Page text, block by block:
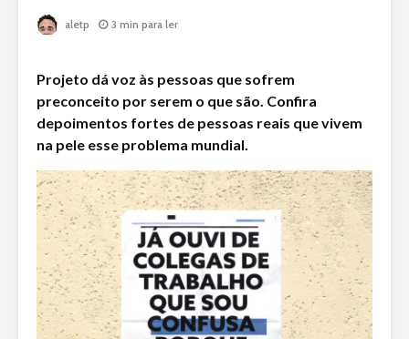
aletp 3 min para ler
Projeto dá voz às pessoas que sofrem
preconceito por serem o que são. Confira
depoimentos fortes de pessoas reais que vivem
na pele esse problema mundial.